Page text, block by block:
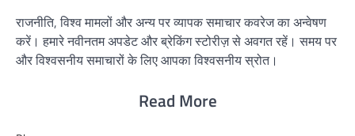
राजनीति, विश्व मामलों और अन्य पर व्यापक समाचार कवरेज का अन्वेषण
करें। हमारे नवीनतम अपडेट और ब्रेकिंग स्टोरीज़ से अवगत रहें। समय पर
और विश्वसनीय समाचारों के लिए आपका विश्वसनीय स्रोत।
Read More